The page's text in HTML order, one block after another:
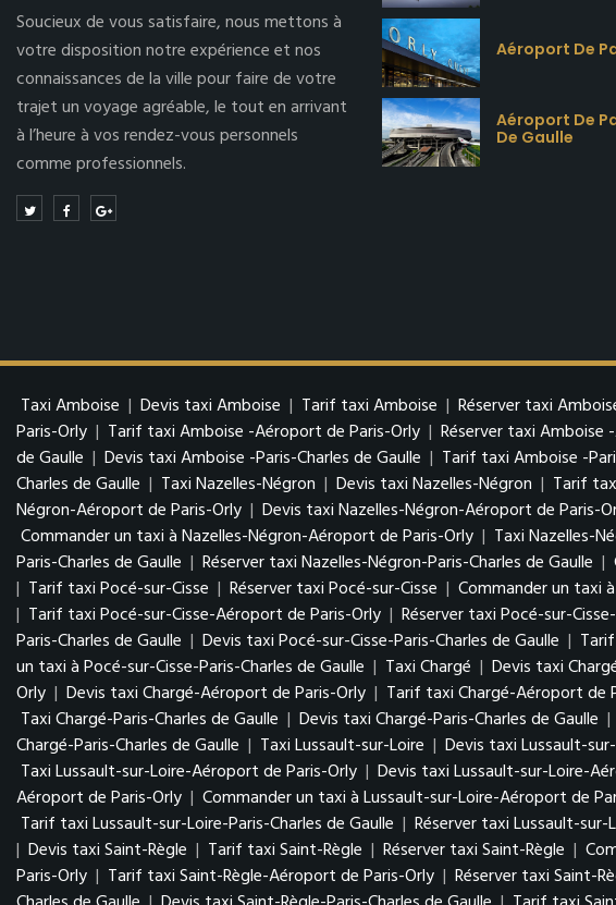
Soucieux de vous satisfaire, nous mettons à
votre disposition notre expérience et nos
connaissances de la ville pour faire de votre
trajet un voyage agréable, le tout en arrivant
à l’heure à vos rendez-vous personnels
comme professionnels.
Aéroport De
Aéroport De
De Gaulle
Taxi Amboise | Devis taxi Amboise | Tarif taxi Amboise | Réserver taxi
Paris-Orly | Tarif taxi Amboise -Aéroport de Paris-Orly | Réserver taxi Amboise
de Gaulle | Devis taxi Amboise -Paris-Charles de Gaulle | Tarif taxi Amboise -
Charles de Gaulle | Taxi Nazelles-Négron | Devis taxi Nazelles-Négron | Tarif
Négron-Aéroport de Paris-Orly | Devis taxi Nazelles-Négron-Aéroport de Paris-
Commander un taxi à Nazelles-Négron-Aéroport de Paris-Orly | Taxi Nazelles-
Paris-Charles de Gaulle | Réserver taxi Nazelles-Négron-Paris-Charles de Gaulle |
| Tarif taxi Pocé-sur-Cisse | Réserver taxi Pocé-sur-Cisse | Commander un taxi
| Tarif taxi Pocé-sur-Cisse-Aéroport de Paris-Orly | Réserver taxi Pocé-sur-
Paris-Charles de Gaulle | Devis taxi Pocé-sur-Cisse-Paris-Charles de Gaulle |
un taxi à Pocé-sur-Cisse-Paris-Charles de Gaulle | Taxi Chargé | Devis taxi
Orly | Devis taxi Chargé-Aéroport de Paris-Orly | Tarif taxi Chargé-Aéroport de
Taxi Chargé-Paris-Charles de Gaulle | Devis taxi Chargé-Paris-Charles de Gaulle |
Chargé-Paris-Charles de Gaulle | Taxi Lussault-sur-Loire | Devis taxi Lussault-
Taxi Lussault-sur-Loire-Aéroport de Paris-Orly | Devis taxi Lussault-sur-Loire-
Aéroport de Paris-Orly | Commander un taxi à Lussault-sur-Loire-Aéroport de
Tarif taxi Lussault-sur-Loire-Paris-Charles de Gaulle | Réserver taxi Lussault-sur-
| Devis taxi Saint-Règle | Tarif taxi Saint-Règle | Réserver taxi Saint-Règle |
Paris-Orly | Tarif taxi Saint-Règle-Aéroport de Paris-Orly | Réserver taxi Saint-